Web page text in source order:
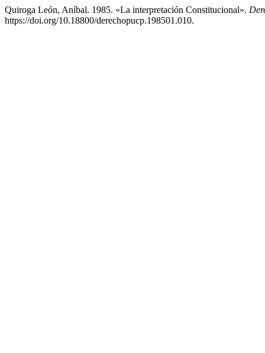
Quiroga León, Aníbal. 1985. «La interpretación Constitucional».
https://doi.org/10.18800/derechopucp.198501.010.